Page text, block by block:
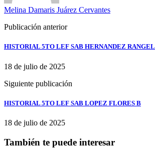
Melina Damaris Juárez Cervantes
Publicación anterior
HISTORIAL 5TO LEF SAB HERNANDEZ RANGEL
18 de julio de 2025
Siguiente publicación
HISTORIAL 5TO LEF SAB LOPEZ FLORES B
18 de julio de 2025
También te puede interesar